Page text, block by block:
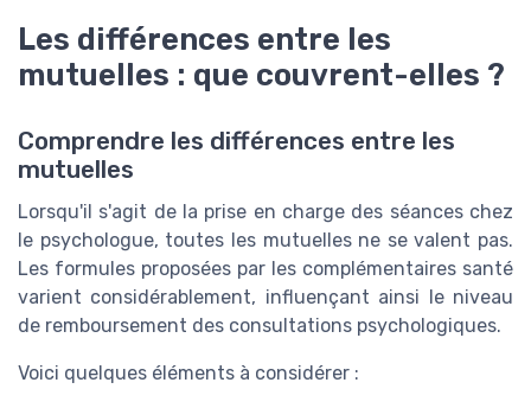
Les différences entre les
mutuelles : que couvrent-elles ?
Comprendre les différences entre les
mutuelles
Lorsqu'il s'agit de la prise en charge des séances chez
le psychologue, toutes les mutuelles ne se valent pas.
Les formules proposées par les complémentaires santé
varient considérablement, influençant ainsi le niveau
de remboursement des consultations psychologiques.
Voici quelques éléments à considérer :